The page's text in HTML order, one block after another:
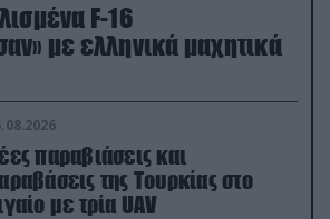
F-16
με ελληνικά μαχητικά
παραβιάσεις και
της Τουρκίας στο
με τρία UAV